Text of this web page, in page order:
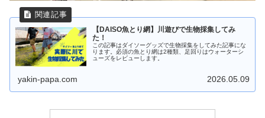
【DAISO魚とり網】川遊びで生物採集してみ
た！
この記事はダイソーグッズで生物採集をしてみた記事にな
ります。必須の魚とり網は2種類、足回りはウォーターシ
ューズをレビューします。
yakin-papa.com 2026.05.09